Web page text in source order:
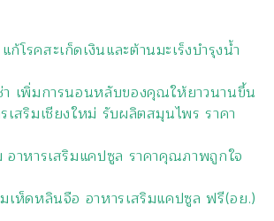
โรคสะเก็ดเงินและต้านมะเร็งบำรุงน้ำ
เพิ่มการนอนหลับของคุณให้ยาวนานขึ้น
เสริมเชียงใหม่ รับผลิตสมุนไพร ราคา
อาหารเสริมแคปซูล ราคาคุณภาพถูกใจ
เห็ดหลินจือ อาหารเสริมแคปซูล ฟรี(อย.)